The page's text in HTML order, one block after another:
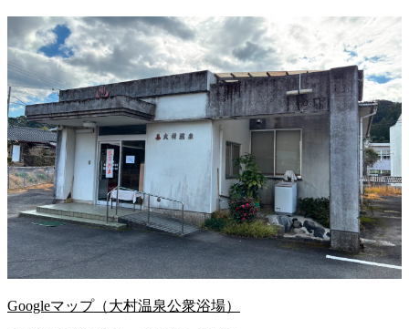
Googleマップ（大村温泉公衆浴場）